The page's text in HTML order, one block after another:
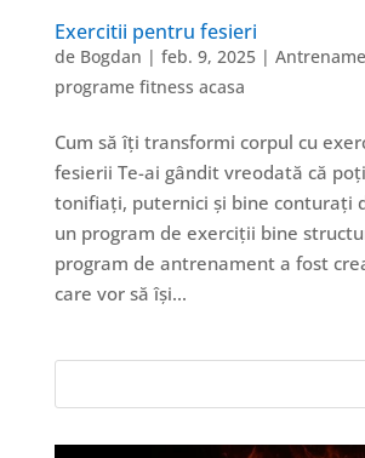
Exercitii pentru fesieri
de Bogdan | feb. 9, 2025|
programe fitness acasa
Cum să îți transformi corpul cu
fesierii Te-ai gândit vreodată că
tonifiați, puternici și bine conturați
un program de exerciții bine
program de antrenament a fost
care vor să își...